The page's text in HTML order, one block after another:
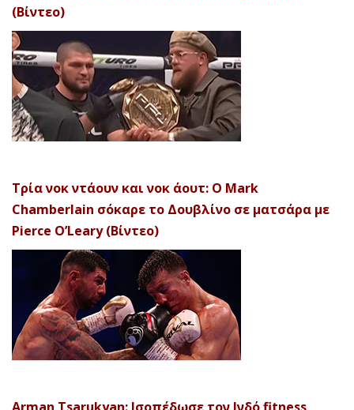
(Βίντεο)
Τρία νοκ ντάουν και νοκ άουτ: Ο Mark
Chamberlain σόκαρε το Δουβλίνο σε ματσάρα με
Pierce O’Leary (Βίντεο)